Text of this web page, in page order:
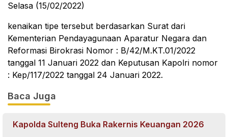
Selasa (15/02/2022)
kenaikan tipe tersebut berdasarkan Surat dari
Kementerian Pendayagunaan Aparatur Negara dan
Reformasi Birokrasi Nomor : B/42/M.KT.01/2022
tanggal 11 Januari 2022 dan Keputusan Kapolri nomor
: Kep/117/2022 tanggal 24 Januari 2022.
Baca Juga
Kapolda Sulteng Buka Rakernis Keuangan 2026